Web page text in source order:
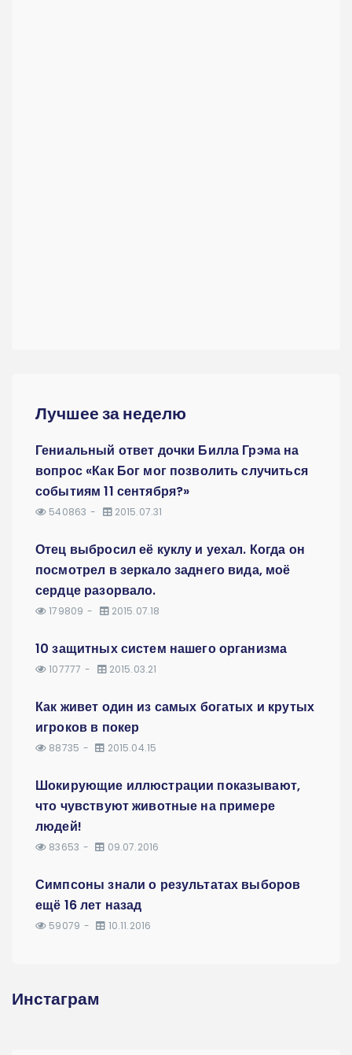
Лучшее за неделю
Гениальный ответ дочки Билла Грэма на
вопрос «Как Бог мог позволить случиться
событиям 11 сентября?»
540863 2015.07.31
Отец выбросил её куклу и уехал. Когда он
посмотрел в зеркало заднего вида, моё
сердце разорвало.
179809 2015.07.18
10 защитных систем нашего организма
107777 2015.03.21
Как живет один из самых богатых и крутых
игроков в покер
88735 2015.04.15
Шокирующие иллюстрации показывают,
что чувствуют животные на примере
людей!
83653 09.07.2016
Симпсоны знали о результатах выборов
ещё 16 лет назад
59079 10.11.2016
Инстаграм